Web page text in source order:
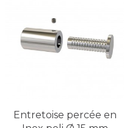
Entretoise percée en